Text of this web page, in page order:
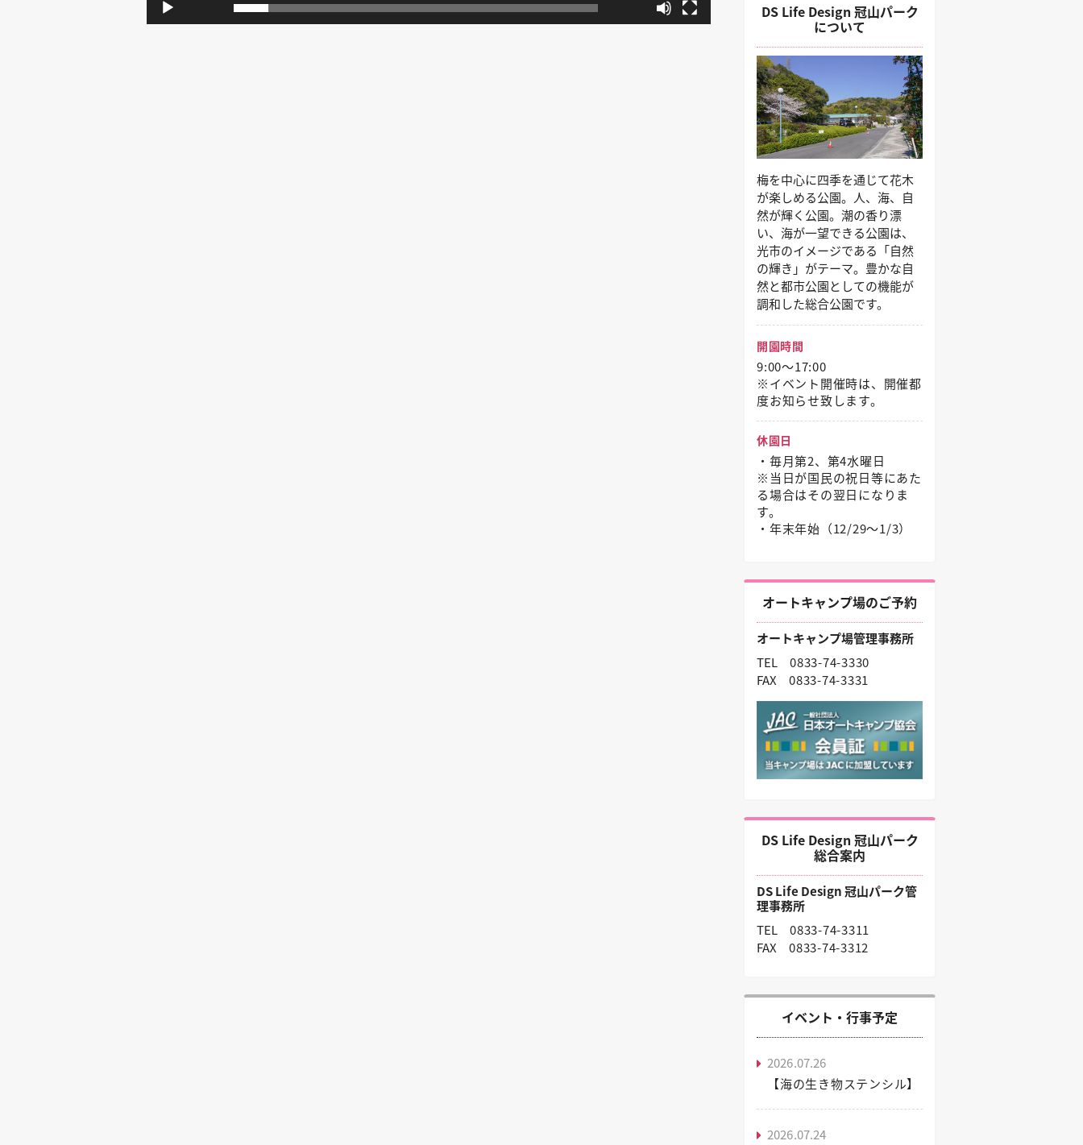
DS Life Design 冠山パーク
について
梅を中心に四季を通じて花木
が楽しめる公園。人、海、自
然が輝く公園。潮の香り漂
い、海が一望できる公園は、
光市のイメージである「自然
の輝き」がテーマ。豊かな自
然と都市公園としての機能が
調和した総合公園です。
開園時間
9:00～17:00
※イベント開催時は、開催都
度お知らせ致します。
休園日
・毎月第2、第4水曜日
※当日が国民の祝日等にあた
る場合はその翌日になりま
す。
・年末年始（12/29〜1/3）
オートキャンプ場のご予約
オートキャンプ場管理事務所
TEL 0833-74-3330
FAX 0833-74-3331
DS Life Design 冠山パーク
総合案内
DS Life Design 冠山パーク管
理事務所
TEL 0833-74-3311
FAX 0833-74-3312
イベント・行事予定
2026.07.26
【海の生き物ステンシル】
2026.07.24